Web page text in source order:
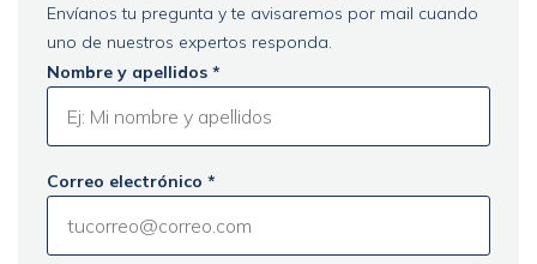
Envíanos tu pregunta y te avisaremos por mail cuando
uno de nuestros expertos responda.
Nombre y apellidos *
Correo electrónico *